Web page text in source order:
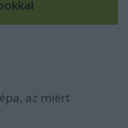
az miért